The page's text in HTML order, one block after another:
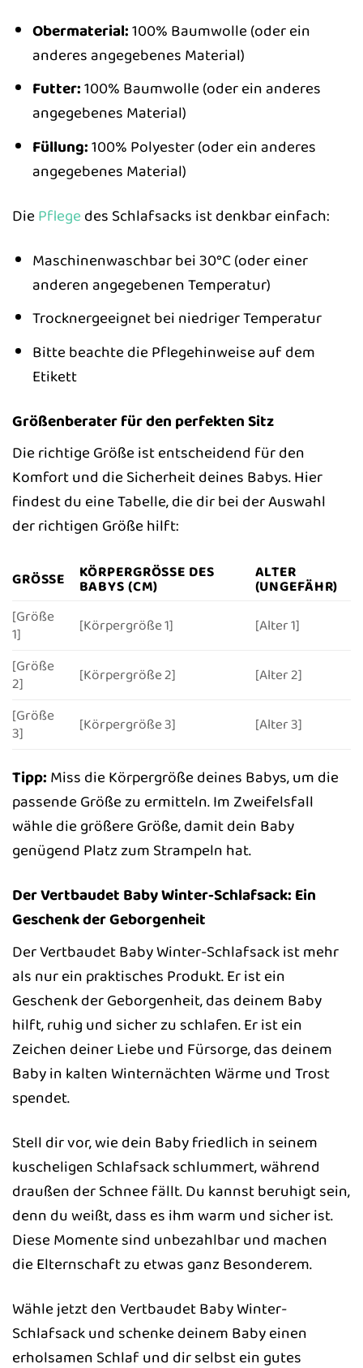
Obermaterial:100% Baumwolle (oder ein
anderes angegebenes Material)
Futter:100% Baumwolle (oder ein anderes
angegebenes Material)
Füllung:100% Polyester (oder ein anderes
angegebenes Material)
DiePflege des Schlafsacks ist denkbar einfach:
Maschinenwaschbar bei 30°C (oder einer
anderen angegebenen Temperatur)
Trocknergeeignet bei niedriger Temperatur
Bitte beachte die Pflegehinweise auf dem
Etikett
Größenberater für den perfekten Sitz
Die richtige Größe ist entscheidend für den
Komfort und die Sicherheit deines Babys. Hier
findest du eine Tabelle, die dir bei der Auswahl
der richtigen Größe hilft:
GRÖSSE KÖRPERGRÖSSE DES B
ABYS (CM)
ALTER
(UNGEFÄHR)
[Größe
1]
[Körpergröße 1]
[Alter 1]
[Größe
2]
[Körpergröße 2]
[Alter 2]
[Größe
3]
[Körpergröße 3] [Alter 3]
Tipp: Miss die Körpergröße deines Babys, um die
passende Größe zu ermitteln. Im Zweifelsfall
wähle die größere Größe, damit dein Baby
genügend Platz zum Strampeln hat.
Der Vertbaudet Baby Winter-Schlafsack: Ein
Geschenk der Geborgenheit
Der Vertbaudet Baby Winter-Schlafsack ist mehr
als nur ein praktisches Produkt. Er ist ein
Geschenk der Geborgenheit, das deinem Baby
hilft, ruhig und sicher zu schlafen. Er ist ein
Zeichen deiner Liebe und Fürsorge, das deinem
Baby in kalten Winternächten Wärme und Trost
spendet.
Stell dir vor, wie dein Baby friedlich in seinem
kuscheligen Schlafsack schlummert, während
draußen der Schnee fällt. Du kannst beruhigt sein,
denn du weißt, dass es ihm warm und sicher ist.
Diese Momente sind unbezahlbar und machen
die Elternschaft zu etwas ganz Besonderem.
Wähle jetzt den Vertbaudet Baby Winter-
Schlafsack und schenke deinem Baby einen
erholsamen Schlaf und dir selbst ein gutes